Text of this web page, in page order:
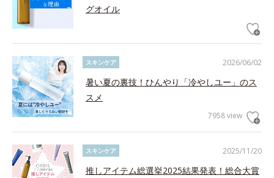
グオイル
2026/06/02
スキンケア
暑い夏の裏技！ひんやり「冷やしユー」のス
スメ
7958 view
2025/11/20
スキンケア
推しアイテム総選挙2025結果発表！総合大賞